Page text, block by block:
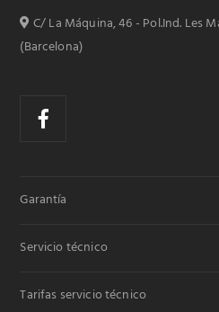
C/ La Máquina, 46 - Pol.Ind. Les
(Barcelona)
Garantía
Servicio técnico
Tarifas servicio técnico